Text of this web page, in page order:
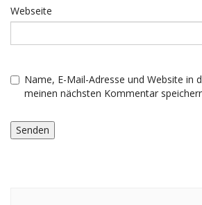
Webseite
Name, E-Mail-Adresse und Website in
meinen nächsten Kommentar